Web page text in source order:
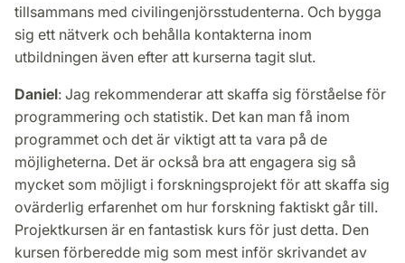
tillsammans med civilingenjörsstudenterna. Och bygga
sig ett nätverk och behålla kontakterna inom
utbildningen även efter att kurserna tagit slut.
Daniel: Jag rekommenderar att skaffa sig förståelse för
programmering och statistik. Det kan man få inom
programmet och det är viktigt att ta vara på de
möjligheterna. Det är också bra att engagera sig så
mycket som möjligt i forskningsprojekt för att skaffa sig
ovärderlig erfarenhet om hur forskning faktiskt går till.
Projektkursen är en fantastisk kurs för just detta. Den
kursen förberedde mig som mest inför skrivandet av